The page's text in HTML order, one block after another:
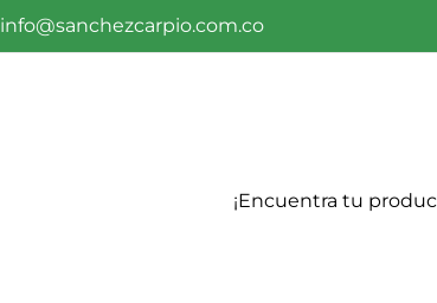
info@sanchezcarpio.com.co
¡Encuentra tu